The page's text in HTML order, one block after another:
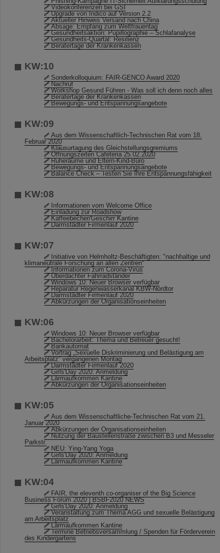
Videokonferenzen bei GSI
Upgrade von Indico auf Version 2.2
Aktueller Hinweis Versand nach China
Absage: Empfang zum Weltfrauentag
Gesundheitsaktion: Pupillographie – Schlafanalyse
Gesundheits-Quartal: Resilienz
Beratertage der Krankenkassen
KW:10
Sonderkolloquium: FAIR-GENCO Award 2020
Nachruf
Workshop Gesund Führen - Was soll ich denn noch alles
Beratertage der Krankenkassen
Bewegungs- und Entspannungsangebote
KW:09
Aus dem Wissenschaftlich-Technischen Rat vom 18.
Februar 2020
Klausurtagung des Gleichstellungsgremiums
Öffnungszeiten Cafeteria 25.02.2020
Ruheräume und Eltern-Kind-Büro
Bewegungs- und Entspannungsangebote
Balance Check – Testen Sie Ihre Entspannungsfähigkeit
KW:08
Informationen vom Welcome Office
Einladung zur Roadshow
Kaffeebecher/Geschirr Kantine
Darmstädter Firmenlauf 2020
KW:07
Initiative von Helmholtz-Beschäftigten: "nachhaltige und
klimaneutrale Forschung an allen Zentren“
Informationen zum Corona-Virus
Überdachter Fahrradständer
Windows 10: Neuer Browser verfügbar
Reparatur Regenwasserkanal KBW-Nordtor
Darmstädter Firmenlauf 2020
Abkürzungen der Organisationseinheiten
KW:06
Windows 10: Neuer Browser verfügbar
Bachelorarbeit: Thema und Betreuer gesucht!
Bankautomat
Vortrag „Sexuelle Diskriminierung und Belästigung am
Arbeitsplatz“ vergangenen Montag
Darmstädter Firmenlauf 2020
Girls'Day 2020: Anmeldung
Lärmaufkommen Kantine
Abkürzungen der Organisationseinheiten
KW:05
Aus dem Wissenschaftliche-Technischen Rat vom 21.
Januar 2020
Abkürzungen der Organisationseinheiten
Nutzung der Baustellenstraße zwischen B3 und Messeler
Parkstr.
NEU: Ying-Yang Yoga
Girls'Day 2020: Anmeldung
Lärmaufkommen Kantine
KW:04
FAIR, the eleventh co-organiser of the Big Science
Business Forum 2020 | BSBF2020 NEWS
Girls'Day 2020: Anmeldung
Veranstaltung zum Thema AGG und sexuelle Belästigung
am Arbeitsplatz
Lärmaufkommen Kantine
Termine Betriebsversammlung / Spenden für Förderverein
des Kindergartens